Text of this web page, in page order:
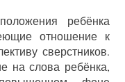
ребёнка
отношение к
сверстников.
на слова ребёнка,